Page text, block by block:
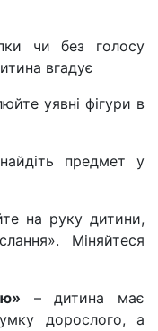
чи без голосу
вгадує
уявні фігури в
предмет у
на руку дитини,
Міняйтеся
– дитина має
дорослого, а